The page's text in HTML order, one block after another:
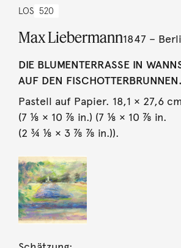
LOS 520
Max Liebermann1847 –
DIE BLUMENTERRASSE IN
AUF DEN
Pastell auf Papier. 18,1 × 27,6 cm
(7 ⅛ × 10 ⅞ in.) (7 ⅛ × 10 ⅞ in.
(2 ¾ ⅛ × 3 ⅞ ⅞ in.)).